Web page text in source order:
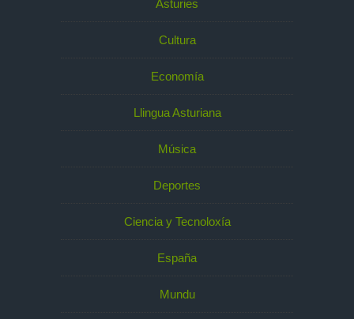
Asturies
Cultura
Economía
Llingua Asturiana
Música
Deportes
Ciencia y Tecnoloxía
España
Mundu